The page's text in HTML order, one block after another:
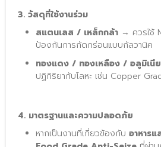
3. วัสดุที่ใช้งานร่วม
สแตนเลส / เหล็กกล้า → ควรใช้
ป้องกันการกัดกร่อนแบบกัลวานิค
ทองแดง / ทองเหลือง / อลูมิเนี
ปฏิกิริยากับโลหะ เช่น Copper
4. มาตรฐานและความปลอดภัย
หากเป็นงานที่เกี่ยวข้องกับ อาหารแ